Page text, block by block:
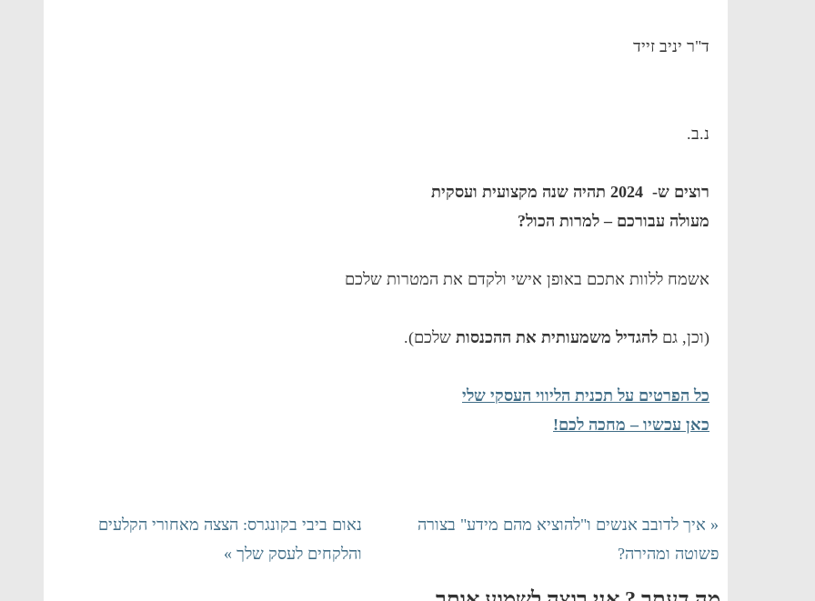
ד"ר יניב זייד
נ.ב.
רוצים ש- 2024 תהיה שנה מקצועית ועסקית
מעולה עבורכם – למרות הכול?
אשמח ללוות אתכם באופן אישי ולקדם את המטרות שלכם
(וכן, גם להגדיל משמעותית את ההכנסות שלכם).
כל הפרטים על תכנית הליווי העסקי שלי
כאן עכשיו – מחכה לכם!
« איך לדובב אנשים ו"להוציא מהם מידע" בצורה
פשוטה ומהירה?
נאום ביבי בקונגרס: הצצה מאחורי הקלעים
והלקחים לעסק שלך »